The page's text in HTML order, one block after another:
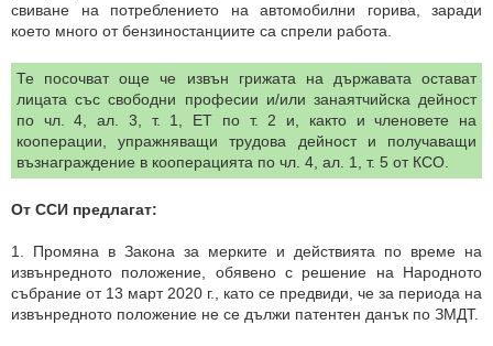
свиване на потреблението на автомобилни горива, заради
което много от бензиностанциите са спрели работа.
Те посочват още че извън грижата на държавата остават
лицата със свободни професии и/или занаятчийска дейност
по чл. 4, ал. 3, т. 1, ЕТ по т. 2 и, както и членовете на
кооперации, упражняващи трудова дейност и получаващи
възнаграждение в кооперацията по чл. 4, ал. 1, т. 5 от КСО.
От ССИ предлагат:
1. Промяна в Закона за мерките и действията по време на
извънредното положение, обявено с решение на Народното
събрание от 13 март 2020 г., като се предвиди, че за периода на
извънредното положение не се дължи патентен данък по ЗМДТ.